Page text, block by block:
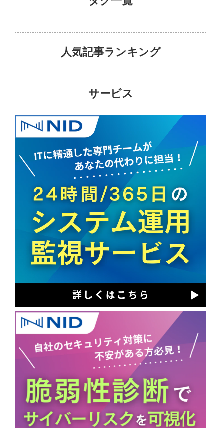
人気記事ランキング
サービス